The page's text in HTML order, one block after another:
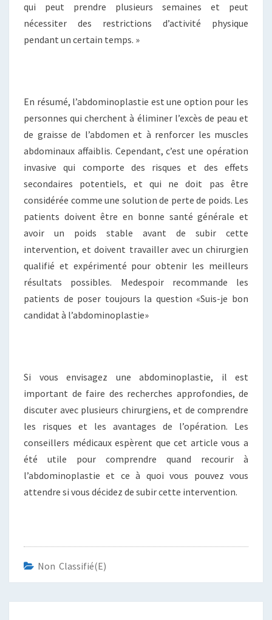
qui peut prendre plusieurs semaines et peut
nécessiter des restrictions d’activité physique
pendant un certain temps. »
En résumé, l’abdominoplastie est une option pour les
personnes qui cherchent à éliminer l’excès de peau et
de graisse de l’abdomen et à renforcer les muscles
abdominaux affaiblis. Cependant, c’est une opération
invasive qui comporte des risques et des effets
secondaires potentiels, et qui ne doit pas être
considérée comme une solution de perte de poids. Les
patients doivent être en bonne santé générale et
avoir un poids stable avant de subir cette
intervention, et doivent travailler avec un chirurgien
qualifié et expérimenté pour obtenir les meilleurs
résultats possibles. Medespoir recommande les
patients de poser toujours la question «Suis-je bon
candidat à l’abdominoplastie»
Si vous envisagez une abdominoplastie, il est
important de faire des recherches approfondies, de
discuter avec plusieurs chirurgiens, et de comprendre
les risques et les avantages de l’opération. Les
conseillers médicaux espèrent que cet article vous a
été utile pour comprendre quand recourir à
l’abdominoplastie et ce à quoi vous pouvez vous
attendre si vous décidez de subir cette intervention.
Non Classifié(e)